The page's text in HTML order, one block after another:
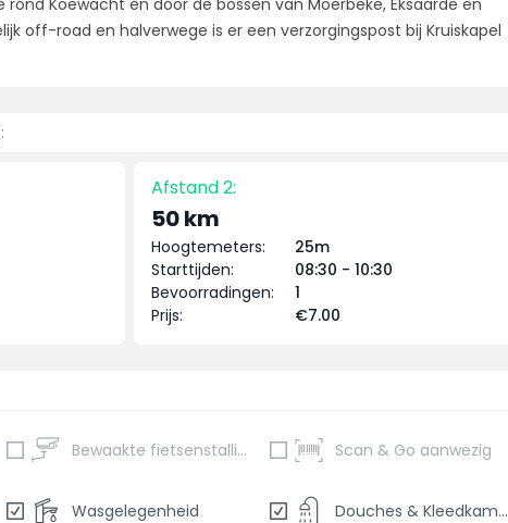
off-road en halverwege is er een verzorgingspost bij Kruiskapel
Afstand 2:
50 km
Hoogtemeters:
25m
Starttijden:
08:30 - 10:30
Bevoorradingen:
1
Prijs:
€7.00
Bewaakte fietsenstalling Scan & Go aanwezig
Wasgelegenheid Douches & Kleedkamers